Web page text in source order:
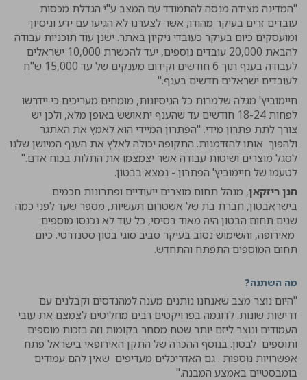
"המדינה מצידה מנסה להתמודד עם המצב ע"י הגדלת מכסות
עובדים זרים בעיקר מהודו, אשר לצערנו לא הגיעו עם ידע וניסיון
ומועסקים כיום בעיקר כעובדי ניקיון באתר. ישנן עוד תוכניות עבודה
להבאת 20,000 עובדים נוספים, יעד להכשרת 10,000 ישראלים
לעבודה בענף תוך 6 חודשים וקידום מענקים של עד 15,000 ש"ח
לעובדים ישראלים חדשים בענף."
חיימוביץ' מגלה שלמרות כל הניסיונות, מומחים מעריכים כי יידרשו
לפחות 18-24 חודשים עד שהענף יתאושש באופן מלא, ולכן יש
צורך לתת פתרון מידי. "הפתרון המיידי הוא לאמץ את האתגר
ולהפוך אותו להזדמנות. התקופה יכולה לאלץ את הענף המיושן שלנו
לסגל מוצרים ושיטות עבודה אשר יצמצמו את התלות בכוח אדם."
לטעמו של חיימוביץ' הפתרון - נמצא בבטון.
חנן ריזקאן, מנהל תחום מוצרים ייעודיים ופתרונות חכמים
בישראבטון, חברת בת של אשטרום תעשיות, מספר שעד לפני כמה
שנים תחום הבטון היה מאוד בסיסי, כל עוד לא נכנסו מוספים
מאירופה, והשימוש נסוב בעיקר סביב סוגי בטון סטנדרטי. כיום
תחום המוספים התפתח והתחדש.
מה השתנה?
"היום נוצר מצב שאנחנו נותנים מענה למהנדסים וקבלנים עם
דרישות שונות. לדוגמה בפרויקטים רבים מחליטים לצמצם את עובי
העמודים ונוצר ליזם יותר שטח מסחר בקומות וזה בזכות מוספים
ותוספים לבטון. בנוסף ההכרה של התקן האירופאי בישראל פתח
אפשרויות נוספות . גם האדריכלים מעדיפים שאין להם עמודים
בומבסטיים באמצע המבנה."